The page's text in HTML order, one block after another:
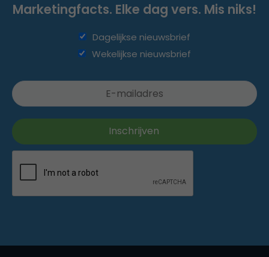
Marketingfacts. Elke dag vers. Mis niks!
Dagelijkse nieuwsbrief
Wekelijkse nieuwsbrief